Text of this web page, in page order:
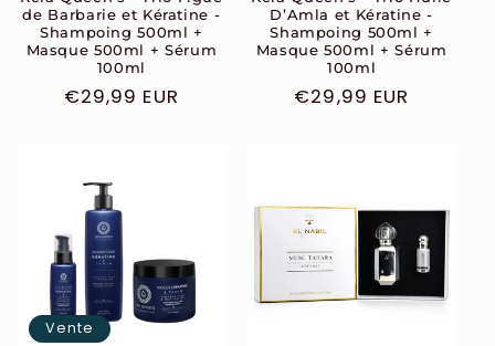
de Barbarie et Kératine -
Shampoing 500ml +
Masque 500ml + Sérum
100ml
Prix
€29,99 EUR
D’Amla et Kératine -
Shampoing 500ml +
Masque 500ml + Sérum
100ml
Prix
€29,99 EUR
Vente